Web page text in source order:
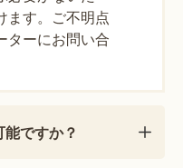
ます。ご不明点
ターにお問い合
ですか？